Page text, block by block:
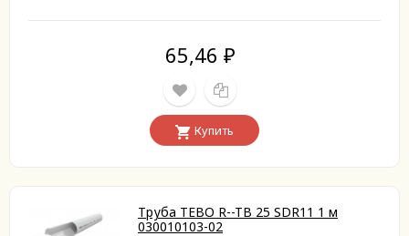
65,46 ₽
Купить
Труба TEBO R--TB 25 SDR11 1 м
030010103-02